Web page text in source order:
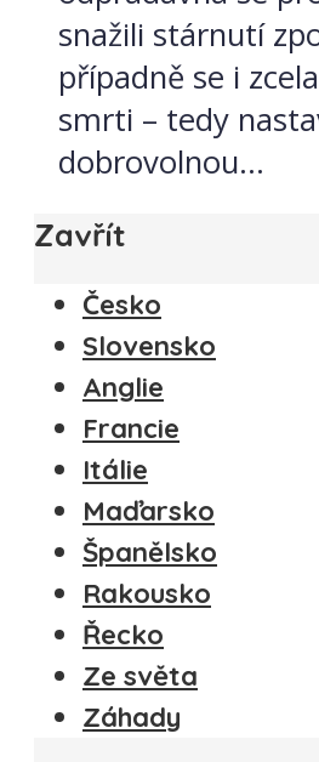
snažili stárnutí
případně se i
smrti – tedy
dobrovolnou...
Zavřít
Česko
Slovensko
Anglie
Francie
Itálie
Maďarsko
Španělsko
Rakousko
Řecko
Ze světa
Záhady